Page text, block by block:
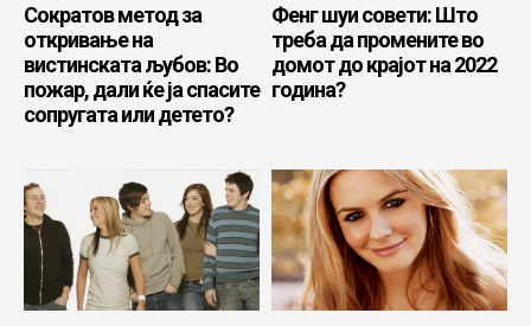
Сократов метод за
откривање на
вистинската љубов: Во
пожар, дали ќе ја спасите
сопругата или детето?
Фенг шуи совети: Што
треба да промените во
домот до крајот на 2022
година?